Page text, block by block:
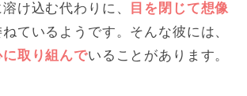
け込む代わりに、
目を閉じて想像
ているようです。そんな彼には、
に取り組んでいることがあります。